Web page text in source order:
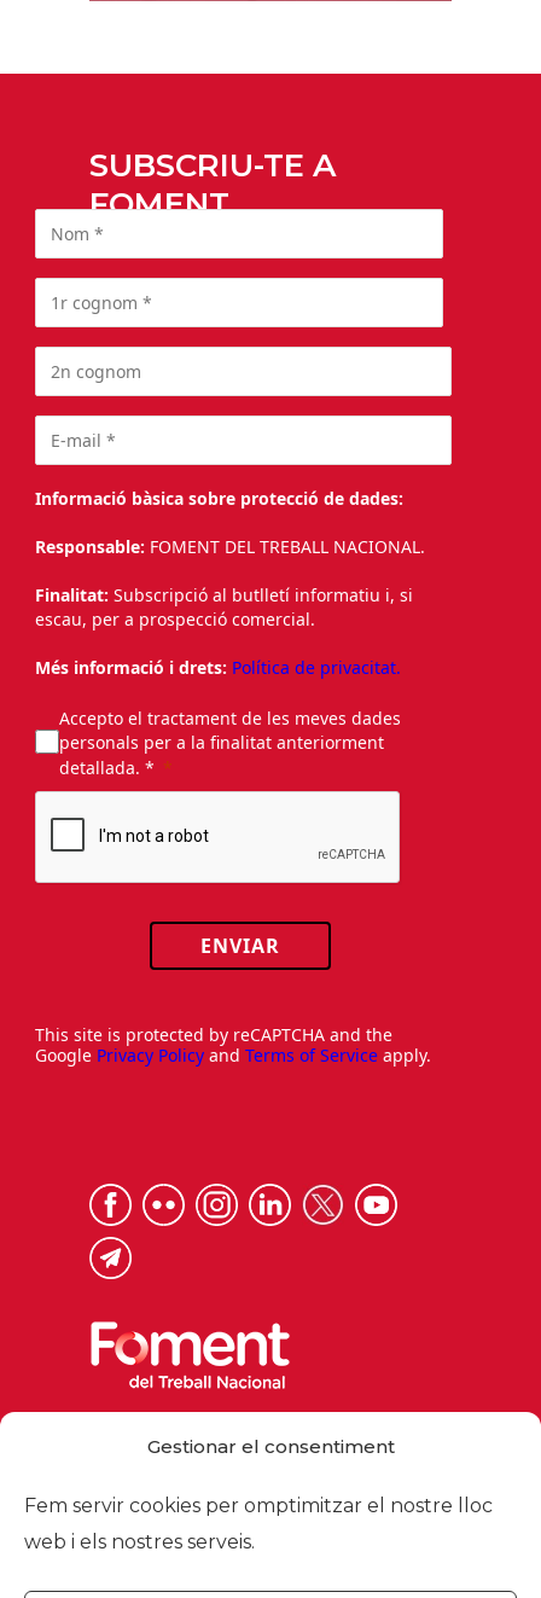
Gestionar el consentiment
Fem servir cookies per omptimitzar el nostre lloc
web i els nostres serveis.
SUBSCRIU-TE A
FOMENT
Informació bàsica sobre protecció de dades:
Responsable: FOMENT DEL TREBALL NACIONAL.
Finalitat: Subscripció al butlletí informatiu i, si
escau, per a prospecció comercial.
Més informació i drets: Política de privacitat.
Accepto el tractament de les meves dades
personals per a la finalitat anteriorment
detallada. *
ENVIAR
This site is protected by reCAPTCHA and the
Google Privacy Policy and Terms of Service apply.
foment@foment.com